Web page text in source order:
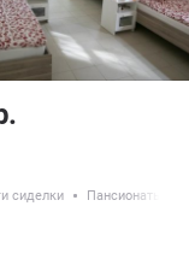
сиделки Пансионаты